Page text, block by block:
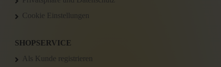
Cookie Einstellungen
SHOPSERVICE
Als Kunde registrieren